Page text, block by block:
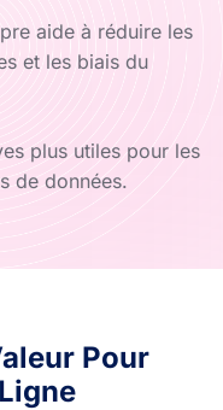
aide à réduire les
et les biais du
plus utiles pour les
de données.
Pour